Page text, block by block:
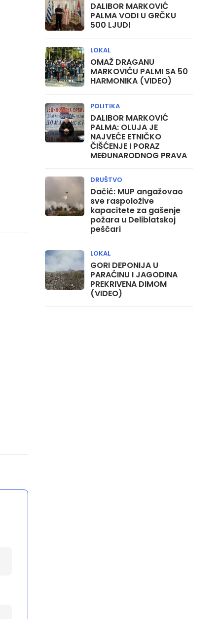
DALIBOR MARKOVIĆ
PALMA VODI U GRČKU
500 LJUDI
OMAŽ DRAGANU
MARKOVIĆU PALMI SA 50
HARMONIKA (VIDEO)
LOKAL
DALIBOR MARKOVIĆ
PALMA: OLUJA JE
NAJVEĆE ETNIČKO
ČIŠĆENJE I PORAZ
MEĐUNARODNOG PRAVA
POLITIKA
Dačić: MUP angažovao
sve raspoložive
kapacitete za gašenje
požara u Deliblatskoj
peščari
DRUŠTVO
GORI DEPONIJA U
PARAĆINU I JAGODINA
PREKRIVENA DIMOM
(VIDEO)
LOKAL